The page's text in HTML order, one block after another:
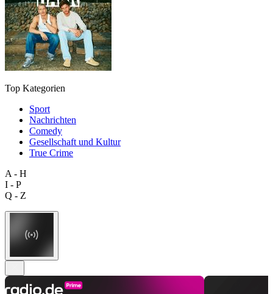
Top Kategorien
Sport
Nachrichten
Comedy
Gesellschaft und Kultur
True Crime
A - H
I - P
Q - Z